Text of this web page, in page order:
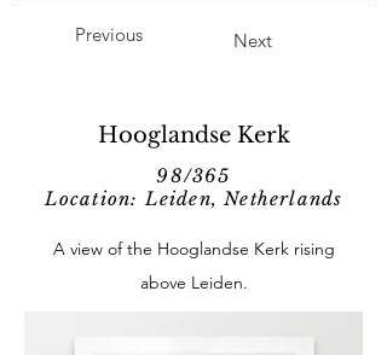
Previous Next
Hooglandse Kerk
98/365
Location: Leiden, Netherlands
A view of the Hooglandse Kerk rising
above Leiden.